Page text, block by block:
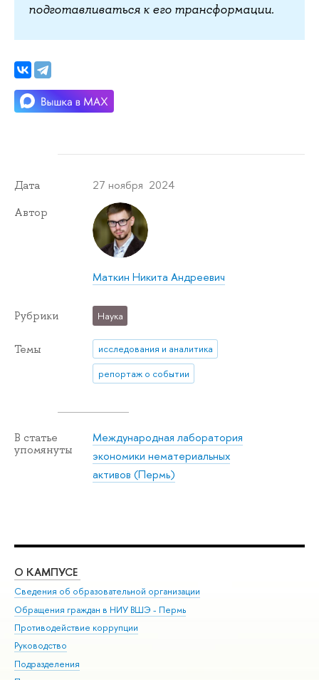
подготавливаться к его трансформации.
Дата 27 ноября 2024
Автор
Маткин Никита Андреевич
Рубрики Наука
Темы
исследования и аналитика
репортаж о событии
В статье
упомянуты
Международная лаборатория
экономики нематериальных
активов (Пермь)
О КАМПУСЕ
Сведения об образовательной организации
Обращения граждан в НИУ ВШЭ - Пермь
Противодействие коррупции
Руководство
Подразделения